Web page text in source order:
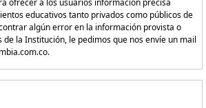
ofrecer a los usuarios información precisa
educativos tanto privados como públicos de
algún error en la información provista o
la Institución, le pedimos que nos envíe un mail